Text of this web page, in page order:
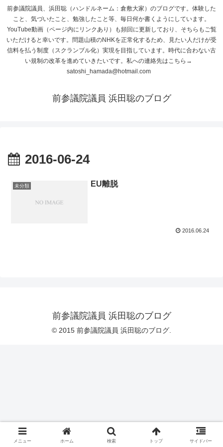
前参議院議員、浜田聡（ハンドルネーム：倉敷大家）のブログです。体験した
こと、気づいたこと、勉強したこと等、毎日何か書くようにしています。
YouTube動画（ページ内にリンクあり）も頻回に更新しており、そちらもご覧
いただけると幸いです。問題山積のNHKを正常化するため、見たい人だけが受
信料を払う制度（スクランブル化）実現を目指しています。時代に合わない古
い規制の改革を進めていきたいです。私への連絡先はこちら→
satoshi_hamada@hotmail.com
前参議院議員 浜田聡のブログ
2016-06-24
未分類 EU離脱
2016.06.24
前参議院議員 浜田聡のブログ
© 2015 前参議院議員 浜田聡のブログ.
メニュー ホーム 検索 トップ サイドバー